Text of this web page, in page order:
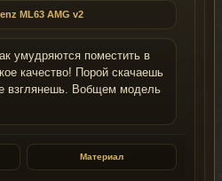
ML63 AMG v2
умудряются поместить в
качество! Порой скачаешь
взглянешь. Вобщем модель
Материал